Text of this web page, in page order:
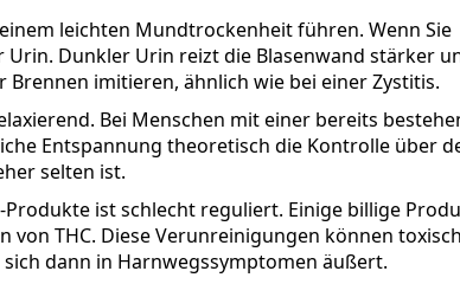
leichten Mundtrockenheit führen. Wenn Sie
Dunkler Urin reizt die Blasenwand stärker
imitieren, ähnlich wie bei einer Zystitis.
Bei Menschen mit einer bereits
Entspannung theoretisch die Kontrolle über
selten ist.
Produkte ist schlecht reguliert. Einige billige
von THC. Diese Verunreinigungen können
dann in Harnwegssymptomen äußert.